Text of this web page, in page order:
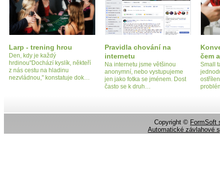
Larp - trening hrou
Den, kdy je každý
hrdinou"Dochází kyslík, někteří
z nás cestu na hladinu
nezvládnou," konstatuje dok…
Pravidla chování na
internetu
Na internetu jsme většinou
anonymní, nebo vystupujeme
jen jako fotka se jménem. Dost
často se k druh…
čem
Small
Copyright © FormSoft
Automatické závlahové